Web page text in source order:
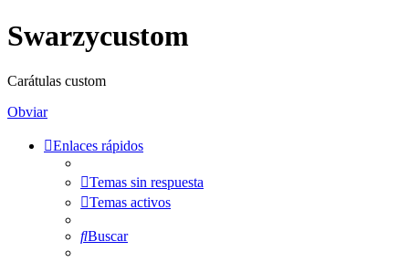
Swarzycustom
Carátulas custom
Obviar
Enlaces rápidos
Temas sin respuesta
Temas activos
Buscar